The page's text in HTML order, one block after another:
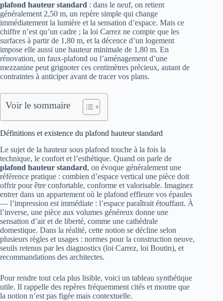
plafond hauteur standard : dans le neuf, on retient
généralement 2,50 m, un repère simple qui change
immédiatement la lumière et la sensation d’espace. Mais ce
chiffre n’est qu’un cadre ; la loi Carrez ne compte que les
surfaces à partir de 1,80 m, et la décence d’un logement
impose elle aussi une hauteur minimale de 1,80 m. En
rénovation, un faux-plafond ou l’aménagement d’une
mezzanine peut grignoter ces centimètres précieux, autant de
contraintes à anticiper avant de tracer vos plans.
Voir le sommaire
Définitions et existence du plafond hauteur standard
Le sujet de la hauteur sous plafond touche à la fois la
technique, le confort et l’esthétique. Quand on parle de
plafond hauteur standard, on évoque généralement une
référence pratique : combien d’espace vertical une pièce doit
offrir pour être confortable, conforme et valorisable. Imaginez
entrer dans un appartement où le plafond effleure vos épaules
— l’impression est immédiate : l’espace paraîtrait étouffant. À
l’inverse, une pièce aux volumes généreux donne une
sensation d’air et de liberté, comme une cathédrale
domestique. Dans la réalité, cette notion se décline selon
plusieurs règles et usages : normes pour la construction neuve,
seuils retenus par les diagnostics (loi Carrez, loi Boutin), et
recommandations des architectes.
Pour rendre tout cela plus lisible, voici un tableau synthétique
utile. Il rappelle des repères fréquemment cités et montre que
la notion n’est pas figée mais contextuelle.